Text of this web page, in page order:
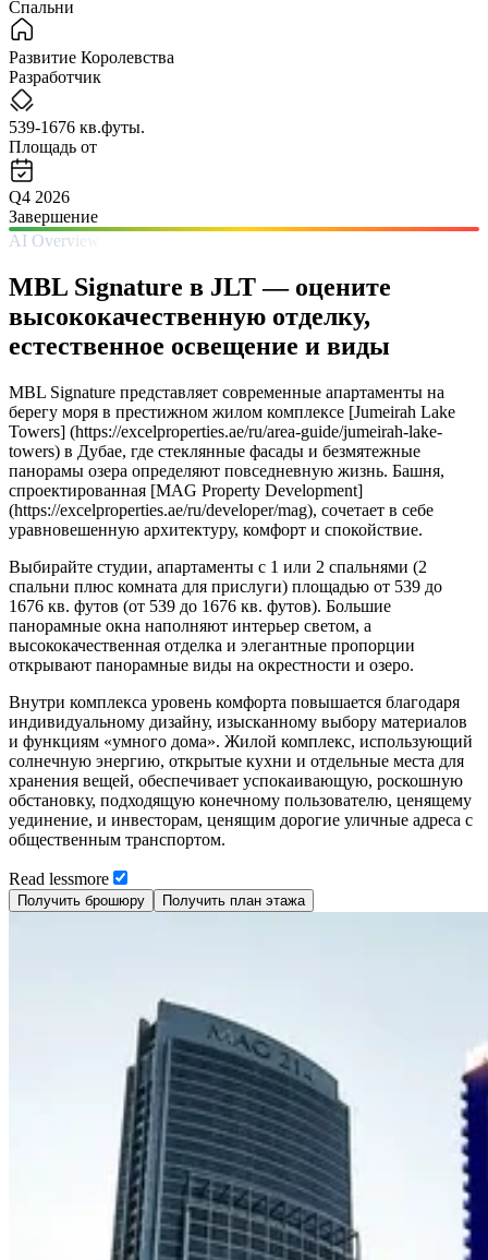
Спальни
Развитие Королевства
Разработчик
539-1676 кв.футы.
Площадь от
Q4 2026
Завершение
AI Overview
MBL Signature в JLT — оцените
высококачественную отделку,
естественное освещение и виды
MBL Signature представляет современные апартаменты на
берегу моря в престижном жилом комплексе [Jumeirah Lake
Towers] (https://excelproperties.ae/ru/area-guide/jumeirah-lake-
towers) в Дубае, где стеклянные фасады и безмятежные
панорамы озера определяют повседневную жизнь. Башня,
спроектированная [MAG Property Development]
(https://excelproperties.ae/ru/developer/mag), сочетает в себе
уравновешенную архитектуру, комфорт и спокойствие.
Выбирайте студии, апартаменты с 1 или 2 спальнями (2
спальни плюс комната для прислуги) площадью от 539 до
1676 кв. футов (от 539 до 1676 кв. футов). Большие
панорамные окна наполняют интерьер светом, а
высококачественная отделка и элегантные пропорции
открывают панорамные виды на окрестности и озеро.
Внутри комплекса уровень комфорта повышается благодаря
индивидуальному дизайну, изысканному выбору материалов
и функциям «умного дома». Жилой комплекс, использующий
солнечную энергию, открытые кухни и отдельные места для
хранения вещей, обеспечивает успокаивающую, роскошную
обстановку, подходящую конечному пользователю, ценящему
уединение, и инвесторам, ценящим дорогие уличные адреса с
общественным транспортом.
Read lessmore
Получить брошюру Получить план этажа